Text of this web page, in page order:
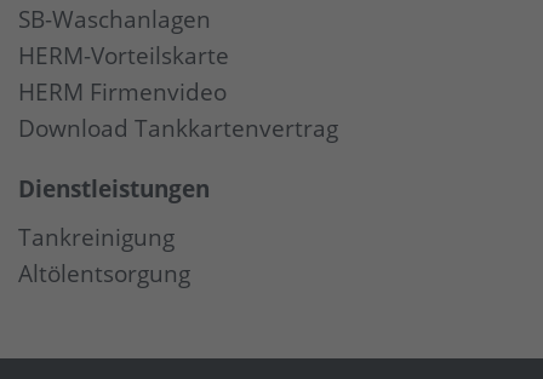
SB-Waschanlagen
HERM-Vorteilskarte
HERM Firmenvideo
Download Tankkartenvertrag
Dienstleistungen
Tankreinigung
Altölentsorgung